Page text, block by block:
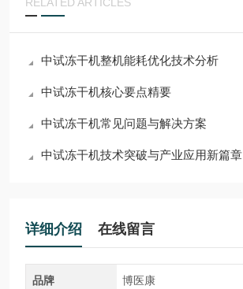
中试冻干机整机能耗优化技术分析
中试冻干机核心要点精要
中试冻干机常见问题与解决方案
中试冻干机技术突破与产业应用新篇章
详细介绍 在线留言
品牌 博医康